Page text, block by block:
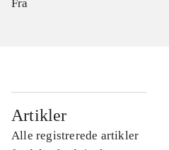
Fra
Artikler
Alle registrerede artikler